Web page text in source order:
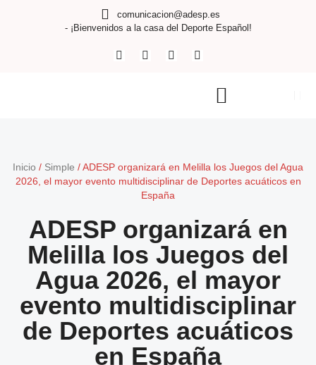
comunicacion@adesp.es
- ¡Bienvenidos a la casa del Deporte Español!
Inicio / Simple / ADESP organizará en Melilla los Juegos del Agua
2026, el mayor evento multidisciplinar de Deportes acuáticos en
España
ADESP organizará en
Melilla los Juegos del
Agua 2026, el mayor
evento multidisciplinar
de Deportes acuáticos
en España